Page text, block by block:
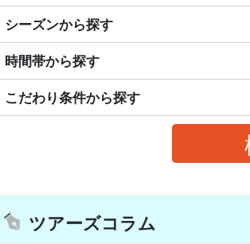
シーズンから探す
時間帯から探す
こだわり条件から探す
ツアーズコラム